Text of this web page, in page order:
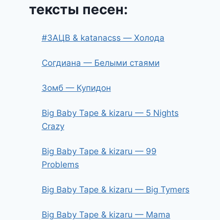
тексты песен:
#ЗАЦВ & katanacss — Холода
Согдиана — Белыми стаями
Зомб — Купидон
Big Baby Tape & kizaru — 5 Nights
Crazy
Big Baby Tape & kizaru — 99
Problems
Big Baby Tape & kizaru — Big Tymers
Big Baby Tape & kizaru — Mama